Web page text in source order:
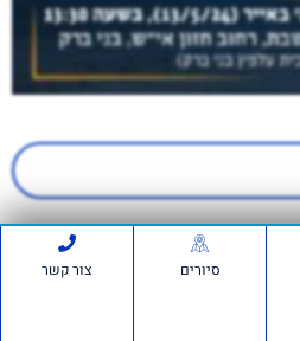
סיורים צור קשר